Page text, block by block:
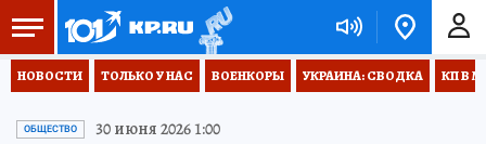
НОВОСТИ ТОЛЬКО У НАС ВОЕНКОРЫ УКРАИНА: СВОДКА КП В
ОБЩЕСТВО 30 июня 2026 1:00